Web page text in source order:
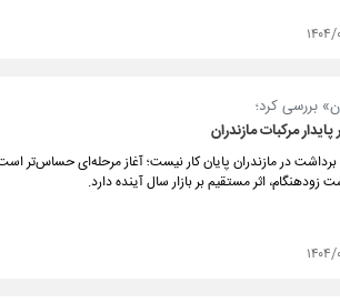
۱۵
بررسی کرد؛
مرکبات مازندران
در مازندران پایان کار نیست؛ آغاز مرحله‌ای حساس‌تر
زودهنگام، اثر مستقیم بر بازار سال آینده دارد.
۱۵